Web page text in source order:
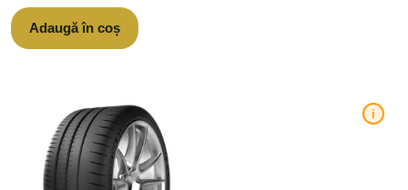
Adaugă în coș
i